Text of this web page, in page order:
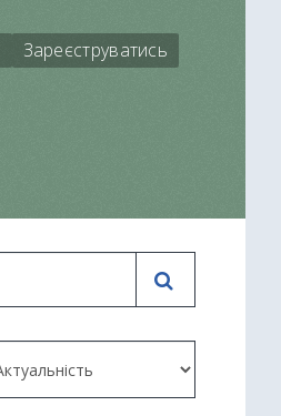
Зареєструватись